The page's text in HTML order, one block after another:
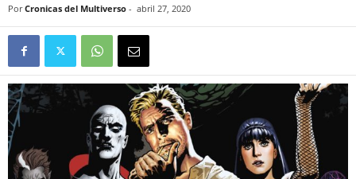
Por Cronicas del Multiverso - abril 27, 2020